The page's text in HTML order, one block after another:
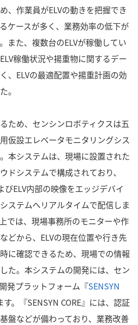
、作業員がELVの動きを把握でき
ケースが多く、業務効率の低下が
また、複数台のELVが稼働してい
稼働状況や揚重物に関するデー
、ELVの最適配置や揚重計画の効
。
ため、センシンロボティクスは五
仮設エレベータモニタリングシス
本システムは、現場に設置された
ドシステムで構成されており、
びELV内部の映像をエッジデバイ
ステムへリアルタイムで配信しま
では、現場事務所のモニターや作
どから、ELVの現在位置や行き先
に確認できるため、現場での情報
た。本システムの開発には、セン
発プラットフォーム『SENSYN
。『SENSYN CORE』には、認証
盤などが備わっており、業務改善